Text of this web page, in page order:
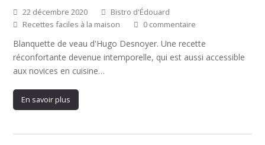
22 décembre 2020
Bistro d'Édouard
Recettes faciles à la maison
0 commentaire
Blanquette de veau d'Hugo Desnoyer. Une recette
réconfortante devenue intemporelle, qui est aussi accessible
aux novices en cuisine…
En savoir plus